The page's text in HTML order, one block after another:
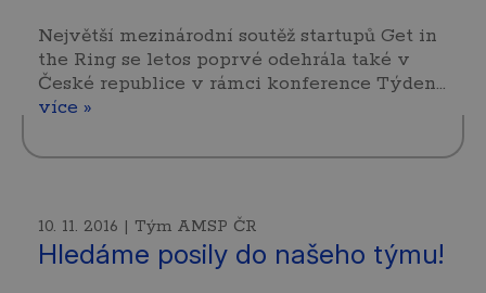
Největší mezinárodní soutěž startupů Get in
the Ring se letos poprvé odehrála také v
České republice v rámci konference Týden…
více »
10. 11. 2016 | Tým AMSP ČR
Hledáme posily do našeho týmu!